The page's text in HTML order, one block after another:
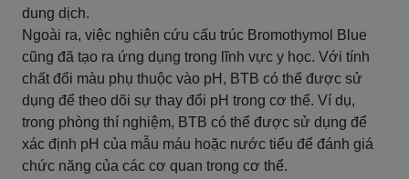
dung dịch.
Ngoài ra, việc nghiên cứu cấu trúc Bromothymol Blue
cũng đã tạo ra ứng dụng trong lĩnh vực y học. Với tính
chất đổi màu phụ thuộc vào pH, BTB có thể được sử
dụng để theo dõi sự thay đổi pH trong cơ thể. Ví dụ,
trong phòng thí nghiệm, BTB có thể được sử dụng để
xác định pH của mẫu máu hoặc nước tiểu để đánh giá
chức năng của các cơ quan trong cơ thể.